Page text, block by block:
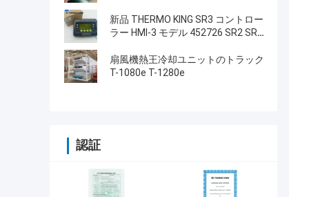
タイプ LCD画面 THERMO KING
SB210 SB230 HMI アフターマーケ
新品 THERMO KING SR3 コントロー
ラー HMI-3 モデル 452726 SR2 SR3
扇風機熱王冷却ユニットのトラック
T-1080e T-1280e
認証